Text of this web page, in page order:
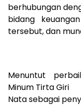
berhubungan
bidang
tersebut, dan
Menuntut
Minum Tirta Giri
Nata sebagai